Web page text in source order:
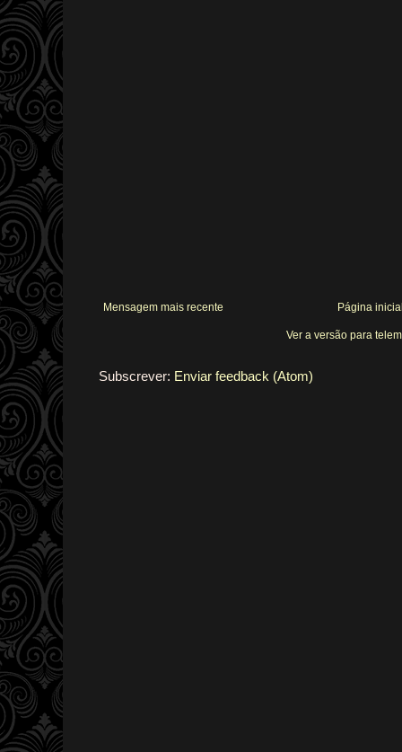
Mensagem mais recente Página
Ver a versão para
Subscrever: Enviar feedback (Atom)